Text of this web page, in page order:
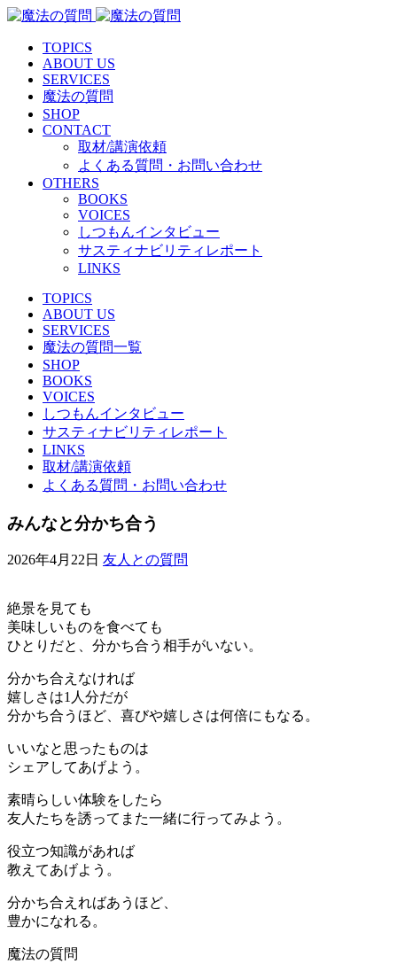
TOPICS
ABOUT US
SERVICES
魔法の質問
SHOP
CONTACT
取材/講演依頼
よくある質問・お問い合わせ
OTHERS
BOOKS
VOICES
しつもんインタビュー
サスティナビリティレポート
LINKS
TOPICS
ABOUT US
SERVICES
魔法の質問一覧
SHOP
BOOKS
VOICES
しつもんインタビュー
サスティナビリティレポート
LINKS
取材/講演依頼
よくある質問・お問い合わせ
みんなと分かち合う
2026年4月22日 友人との質問
絶景を見ても
美味しいものを食べても
ひとりだと、分かち合う相手がいない。
分かち合えなければ
嬉しさは1人分だが
分かち合うほど、喜びや嬉しさは何倍にもなる。
いいなと思ったものは
シェアしてあげよう。
素晴らしい体験をしたら
友人たちを誘ってまた一緒に行ってみよう。
役立つ知識があれば
教えてあげよう。
分かち合えればあうほど、
豊かになれる。
魔法の質問